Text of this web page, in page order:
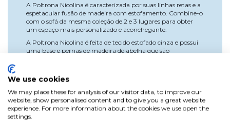
A Poltrona Nicolina é caracterizada por suas linhas retas e a
espetacular fusão de madeira com estofamento. Combine-o
com o sofá da mesma coleção de 2 e 3 lugares para obter
um espaço mais personalizado e aconchegante.
A Poltrona Nicolina é feita de tecido estofado cinza e possui
uma base e pernas de madeira de abelha que são
combinou os sofás com a poltrona você pode criar um
canto perfeito para descansar.
We use cookies
We may place these for analysis of our visitor data, to improve our
website, show personalised content and to give you a great website
experience. For more information about the cookies we use open the
settings.